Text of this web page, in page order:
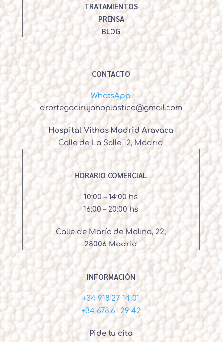
TRATAMIENTOS
PRENSA
BLOG
CONTACTO
WhatsApp
drortegacirujanoplastico@gmail.com
Hospital Vithas Madrid Aravaca
Calle de La Salle 12, Madrid
HORARIO COMERCIAL
10:00 – 14:00 hs
16:00 – 20:00 hs
Calle de María de Molina, 22,
28006 Madrid
INFORMACIÓN
+34 918 27 14 01
+34 678 61 29 42
Pide tu cita